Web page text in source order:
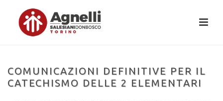
COMUNICAZIONI DEFINITIVE PER IL
CATECHISMO DELLE 2 ELEMENTARI